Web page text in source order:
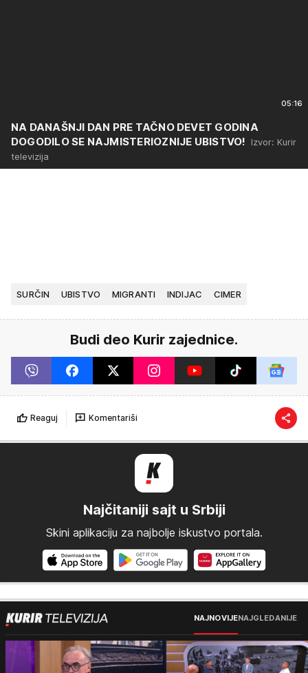
05:16
NA DANAŠNJI DAN PRE TAČNO DEVET GODINA
DOGODILO SE NAJMISTERIOZNIJE UBISTVO! Izvor: Kurir
televizija
SURČIN UBISTVO MIGRANTI INDIJAC CIMER
Budi deo Kurir zajednice.
Reaguj Komentariši
Najčitaniji sajt u Srbiji
Skini aplikaciju za najbolje iskustvo portala.
NAJNOVIJENAJGLEDANIJE